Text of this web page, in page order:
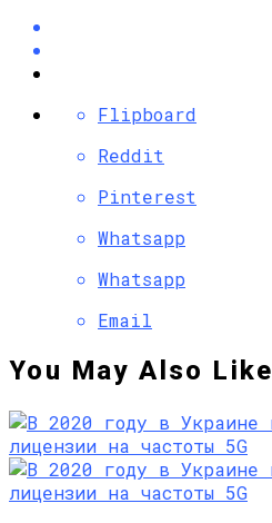
Flipboard
Reddit
Pinterest
Whatsapp
Whatsapp
Email
You May Also Like